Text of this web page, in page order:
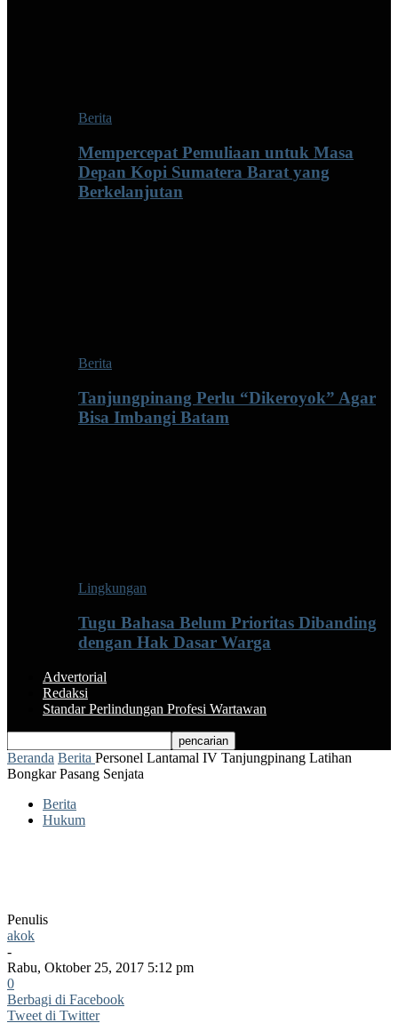
Berita
Mempercepat Pemuliaan untuk Masa
Depan Kopi Sumatera Barat yang
Berkelanjutan
Berita
Tanjungpinang Perlu “Dikeroyok” Agar
Bisa Imbangi Batam
Lingkungan
Tugu Bahasa Belum Prioritas Dibanding
dengan Hak Dasar Warga
Advertorial
Redaksi
Standar Perlindungan Profesi Wartawan
Beranda Berita Personel Lantamal IV Tanjungpinang Latihan
Bongkar Pasang Senjata
Berita
Hukum
Penulis
akok
-
Rabu, Oktober 25, 2017 5:12 pm
0
Berbagi di Facebook
Tweet di Twitter